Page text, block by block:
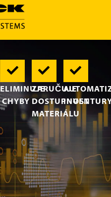
ELIMINUJE
CHYBY
ZARUČUJE
DOSTUPNOST
MATERIÁLU